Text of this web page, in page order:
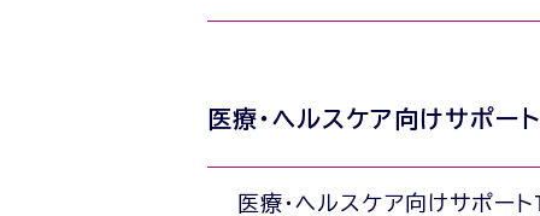
医療・ヘルスケア向けサポート
医療・ヘルスケア向けサポー